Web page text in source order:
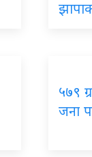
५७९
जना